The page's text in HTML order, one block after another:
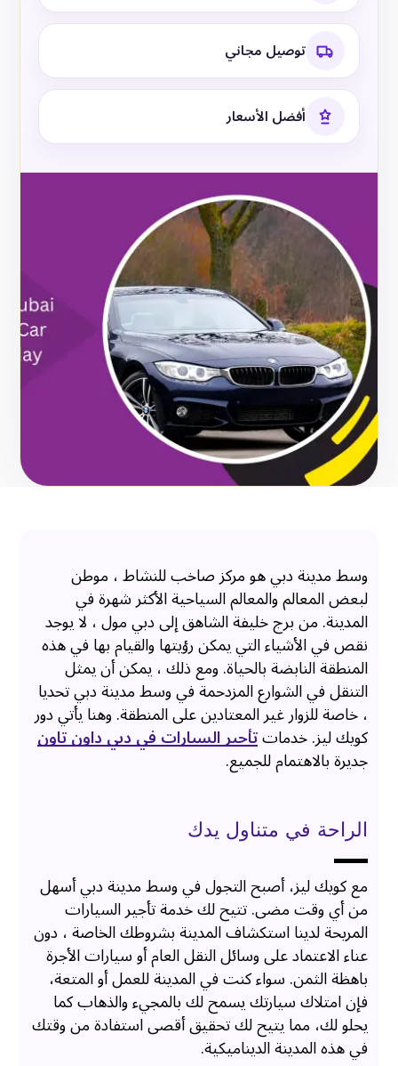
توصيل مجاني
أفضل الأسعار
وسط مدينة دبي هو مركز صاخب للنشاط ، موطن
لبعض المعالم والمعالم السياحية الأكثر شهرة في
المدينة. من برج خليفة الشاهق إلى دبي مول ، لا يوجد
نقص في الأشياء التي يمكن رؤيتها والقيام بها في هذه
المنطقة النابضة بالحياة. ومع ذلك ، يمكن أن يمثل
التنقل في الشوارع المزدحمة في وسط مدينة دبي تحديا
، خاصة للزوار غير المعتادين على المنطقة. وهنا يأتي دور
كويك ليز. خدماتتأجير السيارات في دبي داون تاون
جديرة بالاهتمام للجميع.
الراحة في متناول يدك
مع كويك ليز، أصبح التجول في وسط مدينة دبي أسهل
من أي وقت مضى. تتيح لك خدمة تأجير السيارات
المريحة لدينا استكشاف المدينة بشروطك الخاصة ، دون
عناء الاعتماد على وسائل النقل العام أو سيارات الأجرة
باهظة الثمن. سواء كنت في المدينة للعمل أو المتعة،
فإن امتلاك سيارتك يسمح لك بالمجيء والذهاب كما
يحلو لك، مما يتيح لك تحقيق أقصى استفادة من وقتك
في هذه المدينة الديناميكية.